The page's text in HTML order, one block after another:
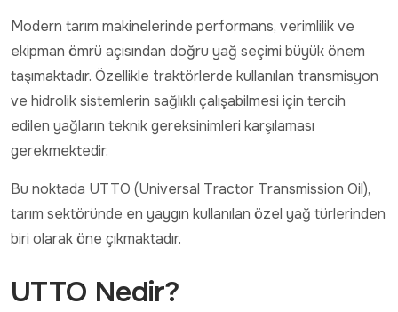
Modern tarım makinelerinde performans, verimlilik ve
ekipman ömrü açısından doğru yağ seçimi büyük önem
taşımaktadır. Özellikle traktörlerde kullanılan transmisyon
ve hidrolik sistemlerin sağlıklı çalışabilmesi için tercih
edilen yağların teknik gereksinimleri karşılaması
gerekmektedir.
Bu noktada UTTO (Universal Tractor Transmission Oil),
tarım sektöründe en yaygın kullanılan özel yağ türlerinden
biri olarak öne çıkmaktadır.
UTTO Nedir?